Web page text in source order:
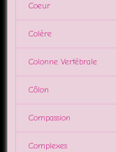
Coeur
Colère
Colonne Vertébrale
Côlon
Compassion
Complexes